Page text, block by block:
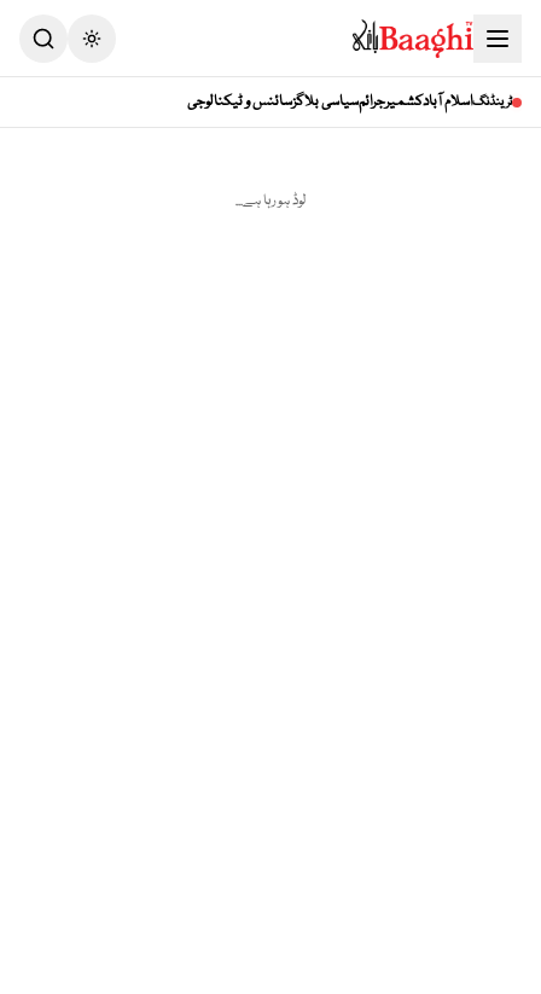
Toggle theme
ٹرینڈنگاسلام آبادکشمیرجرائمسیاسی بلاگزسائنس و ٹیکنالوجی
لوڈ ہو رہا ہے...